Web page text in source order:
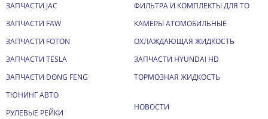
ЗАПЧАСТИ JAC
ЗАПЧАСТИ FAW
ЗАПЧАСТИ FOTON
ЗАПЧАСТИ TESLA
ЗАПЧАСТИ DONG FENG
ТЮНИНГ АВТО
РУЛЕВЫЕ РЕЙКИ
ФИЛЬТРА И КОМПЛЕКТЫ ДЛЯ ТО
КАМЕРЫ АТОМОБИЛЬНЫЕ
ОХЛАЖДАЮЩАЯ ЖИДКОСТЬ
ЗАПЧАСТИ HYUNDAI HD
ТОРМОЗНАЯ ЖИДКОСТЬ
НОВОСТИ